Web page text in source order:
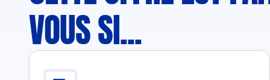
VOUS SI...